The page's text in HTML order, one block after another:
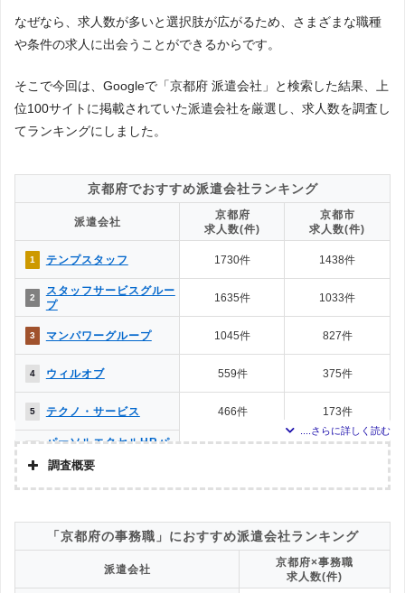
なぜなら、求人数が多いと選択肢が広がるため、さまざまな職種
や条件の求人に出会うことができるからです。
そこで今回は、Googleで「京都府 派遣会社」と検索した結果、上
位100サイトに掲載されていた派遣会社を厳選し、求人数を調査し
てランキングにしました。
京都府でおすすめ派遣会社ランキング
派遣会社
京都府
求人数(件)
京都市
求人数(件)
1 テンプスタッフ 1730件 1438件
2
スタッフサービスグルー
プ
1635件 1033件
3 マンパワーグループ 1045件 827件
4 ウィルオブ 559件 375件
5 テクノ・サービス 466件 173件
パーソルエクセルHRパ
ートナーズ
7 ランスタッド 393件 251件
8 アデコ 296件 231件
株式会社kotrio 181件
調査概要
株式会社アドバンスフロー
調査対象とした派遣会社について
Googleで「京都府 派遣会社」という検索ワードで検索して掲載していた
「京都府の事務職」におすすめ派遣会社ランキング
派遣会社
京都府×事務職
求人数(件)